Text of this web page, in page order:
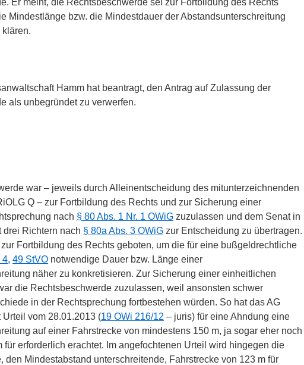
Er meint, die Rechtsbeschwerde sei zur Fortbildung des Rechts
Mindestlänge bzw. die Mindestdauer der Abstandsunterschreitung
Hamm hat beantragt, den Antrag auf Zulassung der
als unbegründet zu verwerfen.
war – jeweils durch Alleinentscheidung des mitunterzeichnenden
Q – zur Fortbildung des Rechts und zur Sicherung einer
nach § 80 Abs. 1 Nr. 1 OWiG zuzulassen und dem Senat in
drei Richtern nach § 80a Abs. 3 OWiG zur Entscheidung zu übertragen.
Fortbildung des Rechts geboten, um die für eine bußgeldrechtliche
4, 49 StVO notwendige Dauer bzw. Länge einer
näher zu konkretisieren. Zur Sicherung einer einheitlichen
die Rechtsbeschwerde zuzulassen, weil ansonsten schwer
in der Rechtsprechung fortbestehen würden. So hat das AG
Urteil vom 28.01.2013 (19 OWi 216/12 – juris) für eine Ahndung eine
auf einer Fahrstrecke von mindestens 150 m, ja sogar eher noch
für erforderlich erachtet. Im angefochtenen Urteil wird hingegen die
den Mindestabstand unterschreitende, Fahrstrecke von 123 m für